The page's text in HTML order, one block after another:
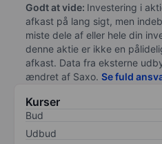
Godt at vide: Investering i
afkast på lang sigt, men
miste dele af eller hele din
denne aktie er ikke en
afkast. Data fra eksterne
ændret af Saxo. Se fuld
Kurser
Bud
Udbud